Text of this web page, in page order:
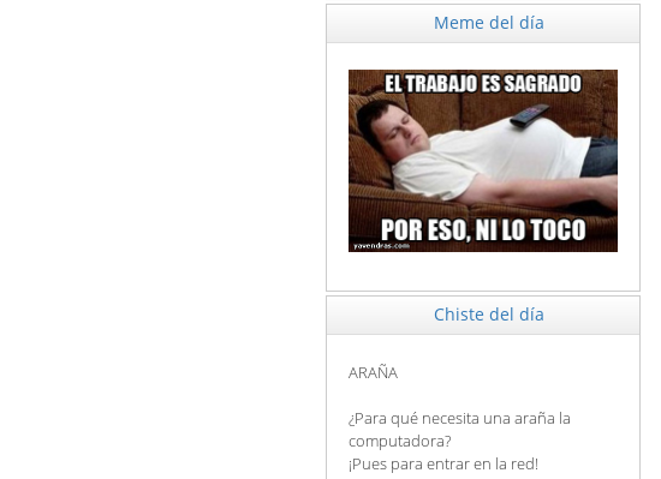
Meme del día
Chiste del día
ARAÑA
¿Para qué necesita una araña la
computadora?
¡Pues para entrar en la red!